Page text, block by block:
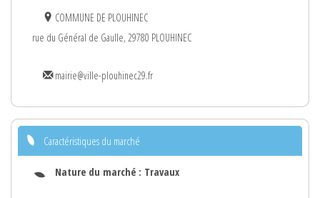
COMMUNE DE PLOUHINEC
rue du Général de Gaulle, 29780 PLOUHINEC
mairie@ville-plouhinec29.fr
Caractéristiques du marché
Nature du marché : Travaux